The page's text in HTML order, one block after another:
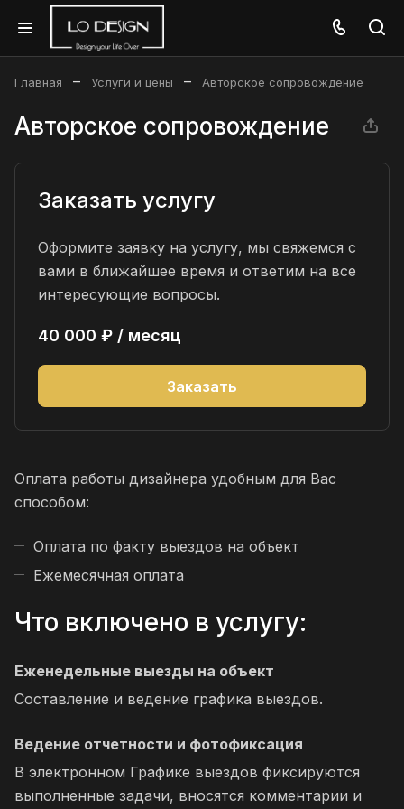
Главная – Услуги и цены – Авторское сопровождение
Авторское сопровождение
Заказать услугу
Оформите заявку на услугу, мы свяжемся с
вами в ближайшее время и ответим на все
интересующие вопросы.
40 000 ₽ / месяц
Заказать
Оплата работы дизайнера удобным для Вас
способом:
Оплата по факту выездов на объект
Ежемесячная оплата
Что включено в услугу:
Еженедельные выезды на объект
Составление и ведение графика выездов.
Ведение отчетности и фотофиксация
В электронном Графике выездов фиксируются
выполненные задачи, вносятся комментарии и